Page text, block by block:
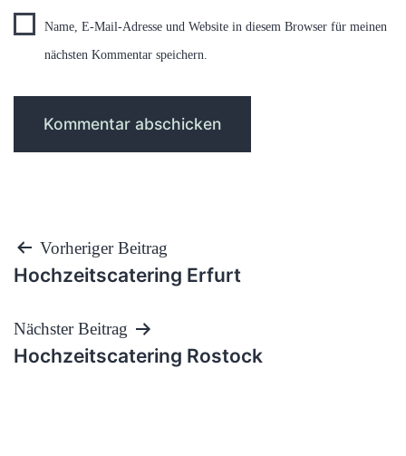
Name, E-Mail-Adresse und Website in diesem Browser für meinen
nächsten Kommentar speichern.
Beitragsnavigation
Vorheriger Beitrag
Hochzeitscatering Erfurt
Nächster Beitrag
Hochzeitscatering Rostock